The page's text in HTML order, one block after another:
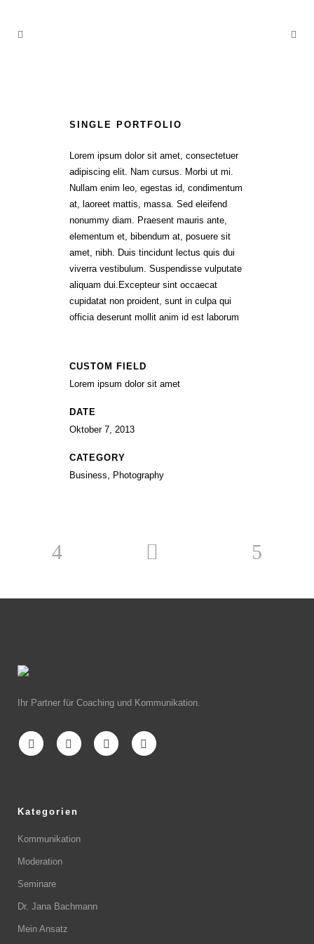
SINGLE PORTFOLIO
Lorem ipsum dolor sit amet, consectetuer
adipiscing elit. Nam cursus. Morbi ut mi.
Nullam enim leo, egestas id, condimentum
at, laoreet mattis, massa. Sed eleifend
nonummy diam. Praesent mauris ante,
elementum et, bibendum at, posuere sit
amet, nibh. Duis tincidunt lectus quis dui
viverra vestibulum. Suspendisse vulputate
aliquam dui.Excepteur sint occaecat
cupidatat non proident, sunt in culpa qui
officia deserunt mollit anim id est laborum
CUSTOM FIELD
Lorem ipsum dolor sit amet
DATE
Oktober 7, 2013
CATEGORY
Business, Photography
Ihr Partner für Coaching und Kommunikation.
Kategorien
Kommunikation
Moderation
Seminare
Dr. Jana Bachmann
Mein Ansatz